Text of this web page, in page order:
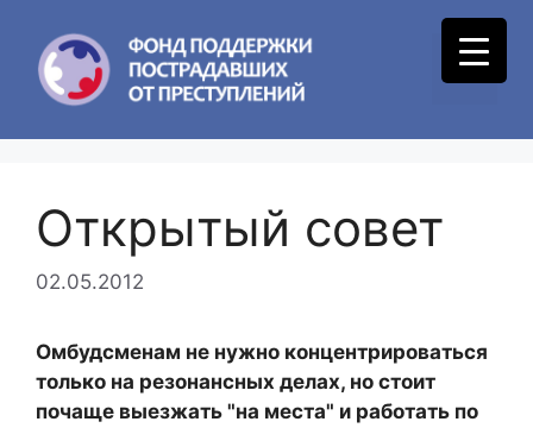
content
Menu
Открытый совет
02.05.2012
Омбудсменам не нужно концентрироваться
только на резонансных делах, но стоит
почаще выезжать "на места" и работать по